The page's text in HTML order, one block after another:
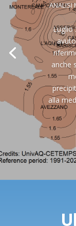
ANALISI
Luglio
anche
alla